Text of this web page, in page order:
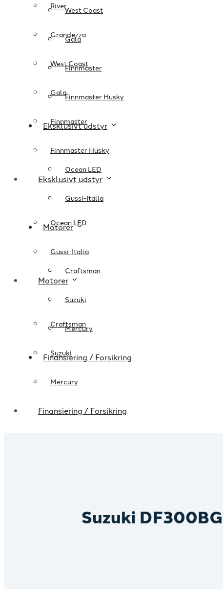
West Coast
Gala
Finnmaster
Finnmaster Husky
Eksklusivt udstyr
Ocean LED
Gussi-Italia
Motorer
Craftsman
Suzuki
Mercury
Finansiering / Forsikring
River
Grandezza
West Coast
Gala
Finnmaster
Finnmaster Husky
Eksklusivt udstyr
Ocean LED
Gussi-Italia
Motorer
Craftsman
Suzuki
Mercury
Finansiering / Forsikring
Suzuki